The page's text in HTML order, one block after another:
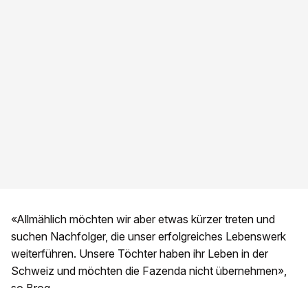
«Allmählich möchten wir aber etwas kürzer treten und
suchen Nachfolger, die unser erfolgreiches Lebenswerk
weiterführen. Unsere Töchter haben ihr Leben in der
Schweiz und möchten die Fazenda nicht übernehmen»,